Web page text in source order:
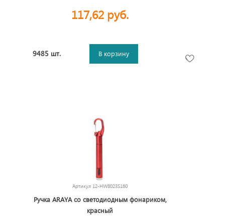
117,62 руб.
9485 шт. В корзину
Артикул 12-HW8023S160
Ручка ARAYA со светодиодным фонариком,
красный